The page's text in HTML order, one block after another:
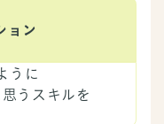
ョン
うに
うスキルを